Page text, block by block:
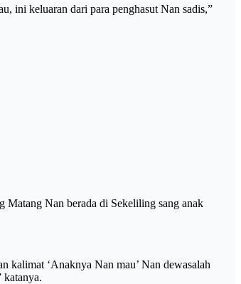
ini keluaran dari para penghasut Nan sadis,”
Matang Nan berada di Sekeliling sang anak
kalimat ‘Anaknya Nan mau’ Nan dewasalah
katanya.